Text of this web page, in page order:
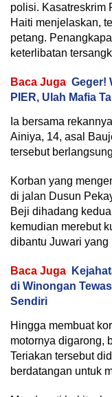
polisi. Kasatreskrim
Haiti menjelaskan,
petang.
keterlibatan
Baca Juga Geger!
PIER, Ulah Mafia
Ia bersama
Ainiya, 14, asal
tersebut
Korban yang
di jalan Dusun
Beji dihadang
kemudian merebut
dibantu Juwari yang
Baca Juga
di Winongan
Sendiri
Hingga membuat
motornya digarong,
Teriakan tersebut
berdatangan untuk